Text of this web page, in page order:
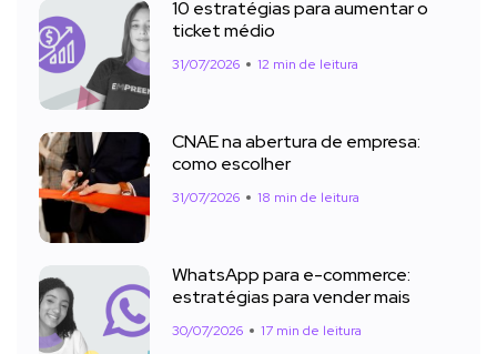
10 estratégias para aumentar o
ticket médio
31/07/2026 12 min de leitura
CNAE na abertura de empresa:
como escolher
31/07/2026 18 min de leitura
WhatsApp para e-commerce:
estratégias para vender mais
30/07/2026 17 min de leitura